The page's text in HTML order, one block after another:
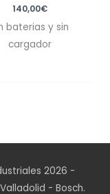
140,00€
baterias y sin
cargador
2026 -
- Bosch.